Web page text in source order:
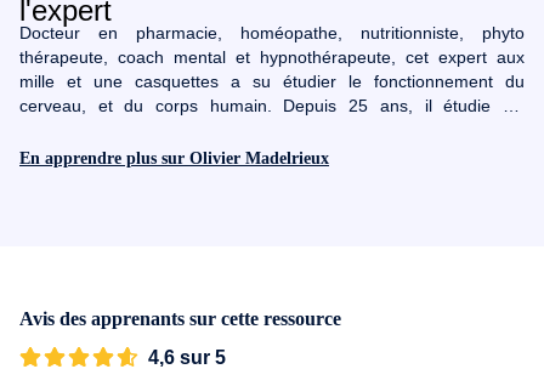
Docteur en pharmacie, homéopathe, nutritionniste, phyto
thérapeute, coach mental et hypnothérapeute, cet expert aux
mille et une casquettes a su étudier le fonctionnement du
cerveau, et du corps humain. Depuis 25 ans, il étudie les
maîtriser et a visité plus de cinquante pays à travers le monde
français reconnus.
En apprendre plus sur Olivier Madelrieux
Avis des apprenants sur cette ressource
4,6 sur 5